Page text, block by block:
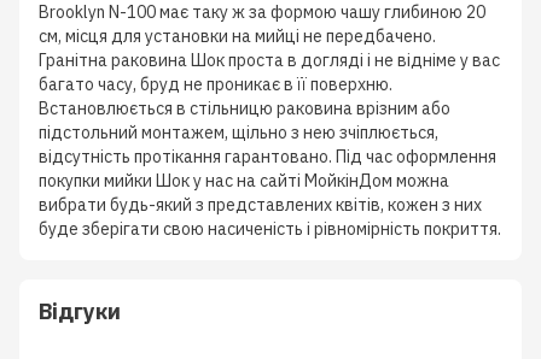
Brooklyn N-100 має таку ж за формою чашу глибиною 20
см, місця для установки на мийці не передбачено.
Гранітна раковина Шок проста в догляді і не відніме у вас
багато часу, бруд не проникає в її поверхню.
Встановлюється в стільницю раковина врізним або
підстольний монтажем, щільно з нею зчіплюється,
відсутність протікання гарантовано. Під час оформлення
покупки мийки Шок у нас на сайті МойкінДом можна
вибрати будь-який з представлених квітів, кожен з них
буде зберігати свою насиченість і рівномірність покриття.
Відгуки